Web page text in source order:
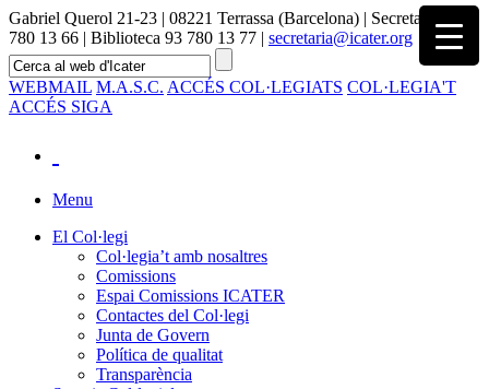
Gabriel Querol 21-23 | 08221 Terrassa (Barcelona) | Secretaria 93
780 13 66 | Biblioteca 93 780 13 77 | secretaria@icater.org
WEBMAIL M.A.S.C. ACCÉS COL·LEGIATS COL·LEGIA'T
ACCÉS SIGA
Menu
El Col·legi
Col·legia’t amb nosaltres
Comissions
Espai Comissions ICATER
Contactes del Col·legi
Junta de Govern
Política de qualitat
Transparència